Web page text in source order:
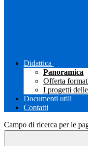
Didattica
Panoramica
Offerta
I progetti
Documenti utili
Contatti
Campo di ricerca per le